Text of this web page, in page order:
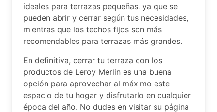
ideales para terrazas pequeñas, ya que se
pueden abrir y cerrar según tus necesidades,
mientras que los techos fijos son más
recomendables para terrazas más grandes.
En definitiva, cerrar tu terraza con los
productos de Leroy Merlin es una buena
opción para aprovechar al máximo este
espacio de tu hogar y disfrutarlo en cualquier
época del año. No dudes en visitar su página